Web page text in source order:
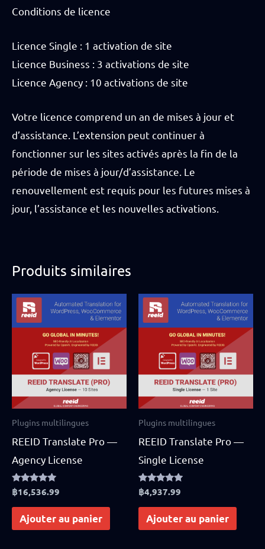
Conditions de licence
Licence Single : 1 activation de site
Licence Business : 3 activations de site
Licence Agency : 10 activations de site
Votre licence comprend un an de mises à jour et
d’assistance. L’extension peut continuer à
fonctionner sur les sites activés après la fin de la
période de mises à jour/d’assistance. Le
renouvellement est requis pour les futures mises à
jour, l’assistance et les nouvelles activations.
Produits similaires
Plugins multilingues
REEID Translate Pro —
Agency License
Rated
5.00
out of 5
฿16,536.99
Ajouter au panier
Plugins multilingues
REEID Translate Pro —
Single License
Rated
4.83
out of 5
฿4,937.99
Ajouter au panier